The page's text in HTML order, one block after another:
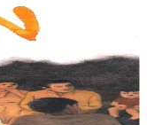
goloet ar menezioù
gêriadennig vaya